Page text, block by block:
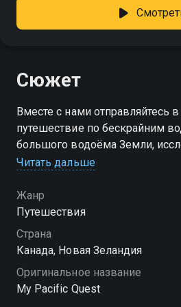
Сюжет
Вместе с нами отправляйтесь
путешествие по бескрайним
большого водоёма Земли,
глубины, поражающие
Читать дальше
Жанр
Путешествия
Страна
Канада, Новая Зеландия
Оригинальное название
My Pacific Quest